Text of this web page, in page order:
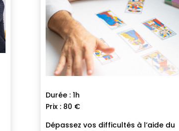
Durée : 1h
Prix : 80 €
Dépassez vos difficultés à l’aide du